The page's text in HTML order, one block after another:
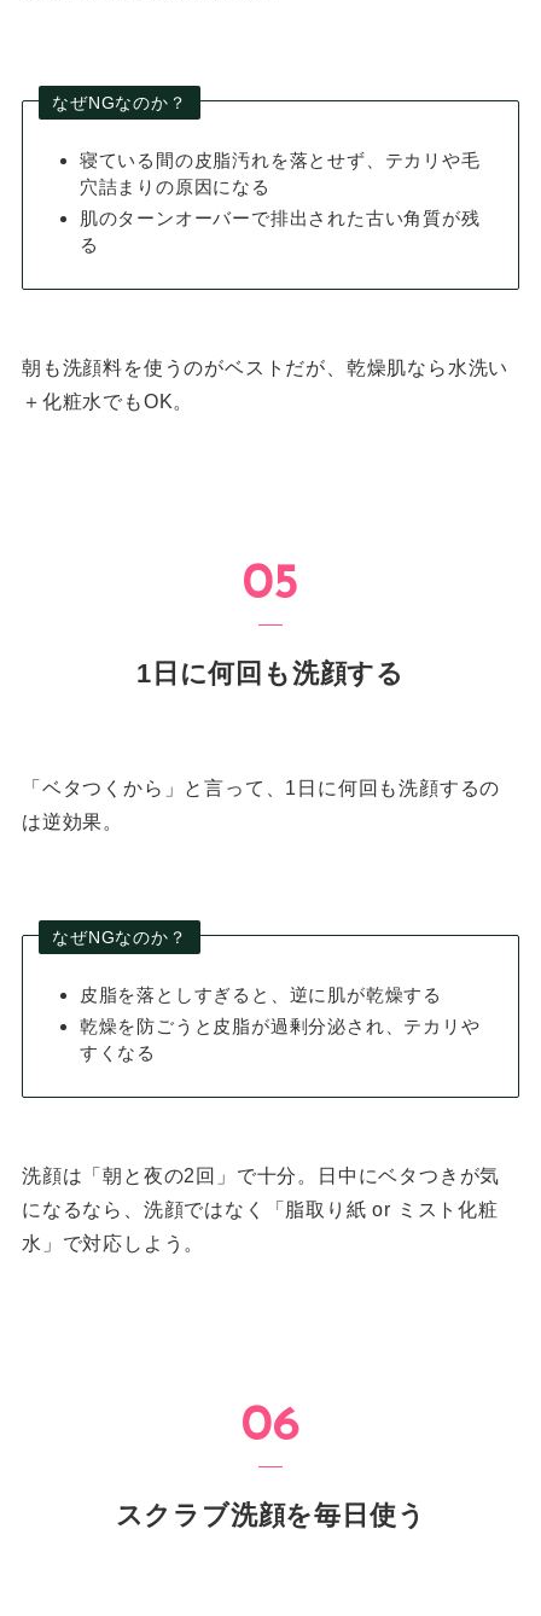
なぜNGなのか？
寝ている間の皮脂汚れを落とせず、テカリや毛
穴詰まりの原因になる
肌のターンオーバーで排出された古い角質が残
る
朝も洗顔料を使うのがベストだが、乾燥肌なら水洗い
＋化粧水でもOK。
1日に何回も洗顔する
「ベタつくから」と言って、1日に何回も洗顔するの
は逆効果。
なぜNGなのか？
皮脂を落としすぎると、逆に肌が乾燥する
乾燥を防ごうと皮脂が過剰分泌され、テカリや
すくなる
洗顔は「朝と夜の2回」で十分。日中にベタつきが気
になるなら、洗顔ではなく「脂取り紙 or ミスト化粧
水」で対応しよう。
スクラブ洗顔を毎日使う